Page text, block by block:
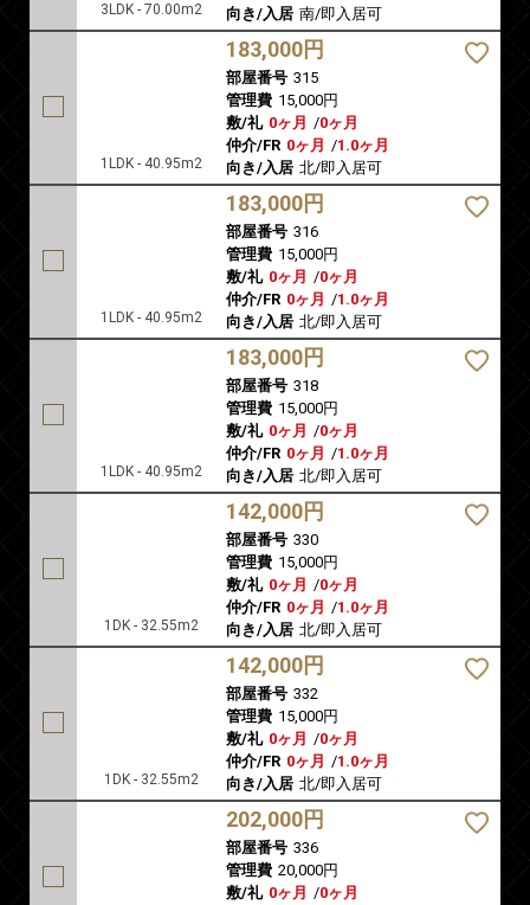
3LDK - 70.00m2
向き/入居 南/即入居可
1LDK - 40.95m2
183,000円
部屋番号 315
管理費 15,000円
敷/礼 0ヶ月 /0ヶ月
仲介/FR 0ヶ月 /1.0ヶ月
向き/入居 北/即入居可
1LDK - 40.95m2
183,000円
部屋番号 316
管理費 15,000円
敷/礼 0ヶ月 /0ヶ月
仲介/FR 0ヶ月 /1.0ヶ月
向き/入居 北/即入居可
1LDK - 40.95m2
183,000円
部屋番号 318
管理費 15,000円
敷/礼 0ヶ月 /0ヶ月
仲介/FR 0ヶ月 /1.0ヶ月
向き/入居 北/即入居可
1DK - 32.55m2
142,000円
部屋番号 330
管理費 15,000円
敷/礼 0ヶ月 /0ヶ月
仲介/FR 0ヶ月 /1.0ヶ月
向き/入居 北/即入居可
1DK - 32.55m2
142,000円
部屋番号 332
管理費 15,000円
敷/礼 0ヶ月 /0ヶ月
仲介/FR 0ヶ月 /1.0ヶ月
向き/入居 北/即入居可
202,000円
部屋番号 336
管理費 20,000円
敷/礼 0ヶ月 /0ヶ月